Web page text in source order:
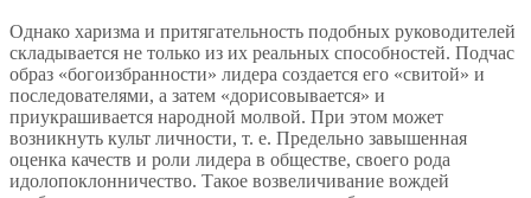
Однако харизма и притягательность подобных руководителей
складывается не только из их реальных способностей. Подчас
образ «богоизбранности» лидера создается его «свитой» и
последователями, а затем «дорисовывается» и
приукрашивается народной молвой. При этом может
возникнуть культ личности, т. е. Предельно завышенная
оценка качеств и роли лидера в обществе, своего рода
идолопоклонничество. Такое возвеличивание вождей